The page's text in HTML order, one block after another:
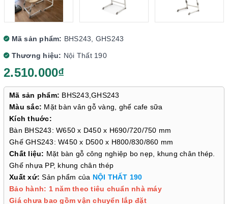
Mã sản phẩm: BHS243, GHS243
Thương hiệu: Nội Thất 190
2.510.000₫
Mã sản phẩm: BHS243,GHS243
Màu sắc: Mặt bàn vân gỗ vàng, ghế cafe sữa
Kích thuớc:
Bàn BHS243: W650 x D450 x H690/720/750 mm
Ghế GHS243: W450 x D500 x H800/830/860 mm
Chất liệu: Mặt bàn gỗ công nghiệp bo nẹp, khung chân thép.
Ghế nhựa PP, khung chân thép
Xuất xứ:Sản phẩm của NỘI THẤT 190
Bảo hành: 1 năm theo tiêu chuẩn nhà máy
Giá chưa bao gồm vận chuyển lắp đặt